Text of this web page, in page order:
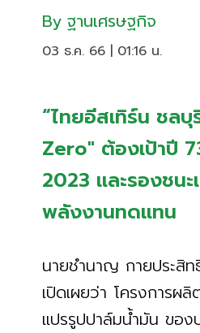
By ฐานเศรษฐกิจ
03 ธ.ค. 66 | 01:16 น.
“ไทยอีสเทิร์น ชล
Zero" ต้องเป้าปี
2023 และรองชน
พลังงานทดแทน
นายชำนาญ กายประสิ
เปิดเผยว่า โครงการผ
แปรรูปปาล์มน้ำมัน ของ